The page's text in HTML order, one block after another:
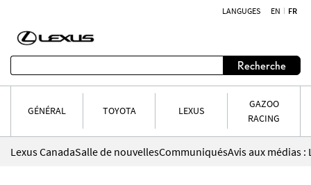
LANGUGES EN FR
Recherche
GÉNÉRAL TOYOTA LEXUS
GAZOO
RACING
Lexus CanadaSalle de nouvellesCommuniqués